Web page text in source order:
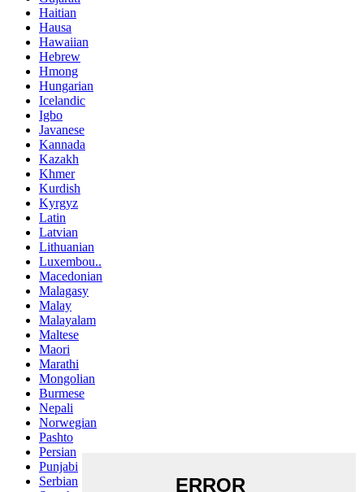
Haitian
Hausa
Hawaiian
Hebrew
Hmong
Hungarian
Icelandic
Igbo
Javanese
Kannada
Kazakh
Khmer
Kurdish
Kyrgyz
Latin
Latvian
Lithuanian
Luxembou..
Macedonian
Malagasy
Malay
Malayalam
Maltese
Maori
Marathi
Mongolian
Burmese
Nepali
Norwegian
Pashto
Persian
Punjabi
Serbian